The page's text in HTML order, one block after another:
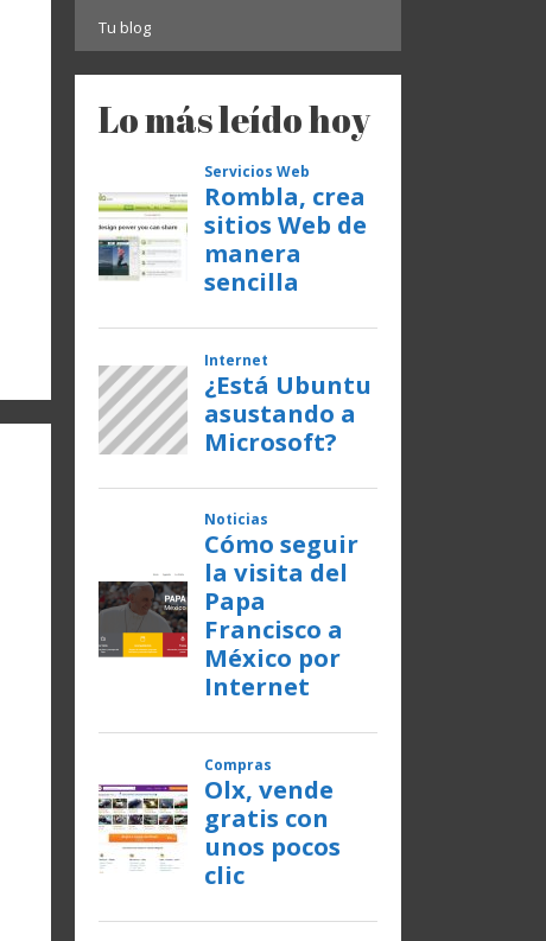
Tu blog
Lo más leído hoy